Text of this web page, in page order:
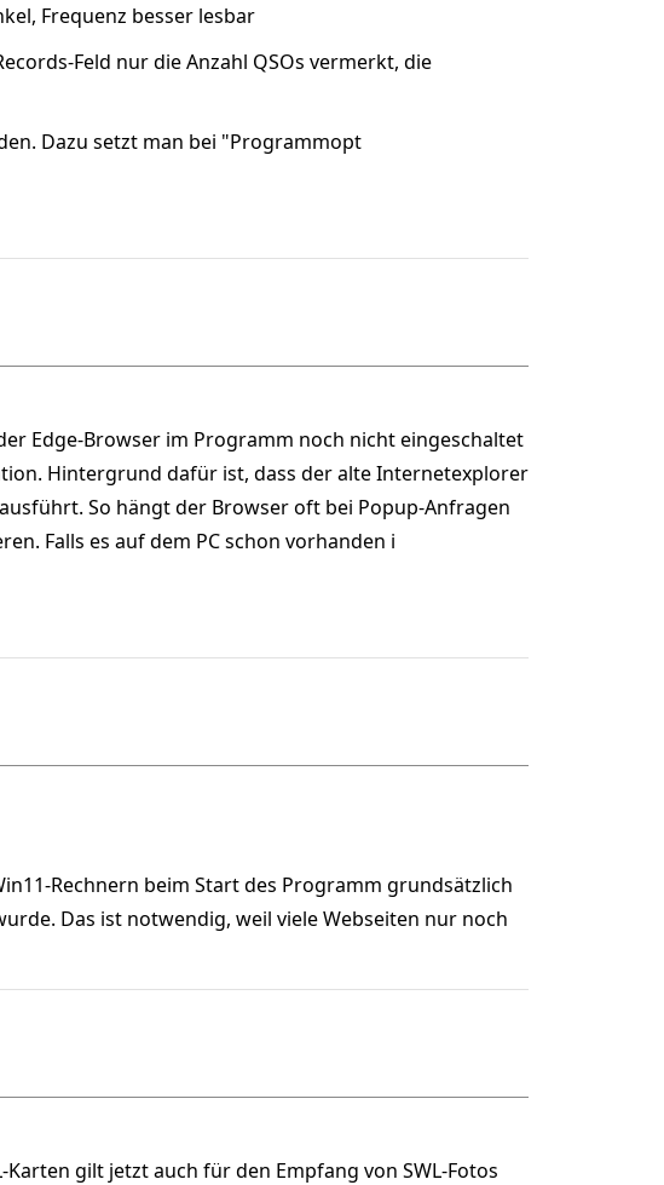
Frequenz besser lesbar
Feld nur die Anzahl QSOs vermerkt, die
Dazu setzt man bei "Programmopt
Edge-Browser im Programm noch nicht eingeschaltet
Hintergrund dafür ist, dass der alte Internetexplorer
So hängt der Browser oft bei Popup-Anfragen
Falls es auf dem PC schon vorhanden i
Rechnern beim Start des Programm grundsätzlich
Das ist notwendig, weil viele Webseiten nur noch
gilt jetzt auch für den Empfang von SWL-Fotos